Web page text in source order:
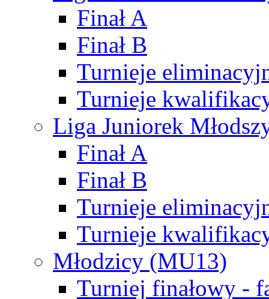
Finał A
Finał B
Turnieje
Turnieje
Liga Juniorek
Finał A
Finał B
Turnieje
Turnieje
Młodzicy (MU13)
Turniej finałowy -